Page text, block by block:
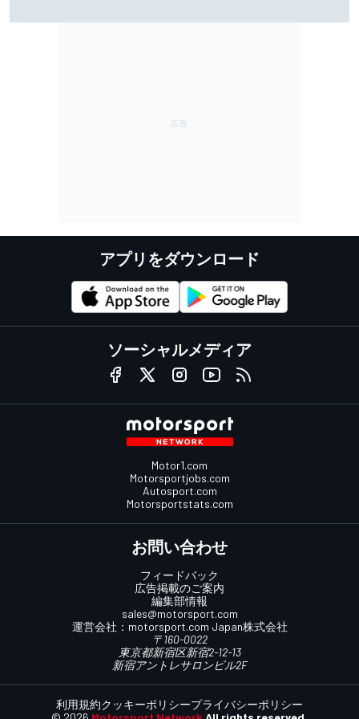
アプリをダウンロード
ソーシャルメディア
Motor1.com
Motorsportjobs.com
Autosport.com
Motorsportstats.com
お問い合わせ
フィードバック
広告掲載のご案内
編集部情報
sales@motorsport.com
運営会社： motorsport.com Japan株式会社
〒160-0022
東京都新宿区新宿2-12-13
新宿アントレサロンビル2F
利用規約クッキーポリシープライバシーポリシー